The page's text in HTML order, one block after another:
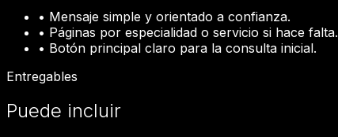
• Mensaje simple y orientado a confianza.
• Páginas por especialidad o servicio si hace falta.
• Botón principal claro para la consulta inicial.
Entregables
Puede incluir